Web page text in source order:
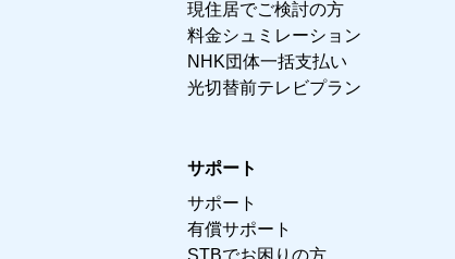
現住居でご検討の方
料金シュミレーション
NHK団体一括支払い
光切替前テレビプラン
サポート
サポート
有償サポート
STBでお困りの方